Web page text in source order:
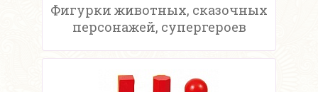
Фигурки животных, сказочных
персонажей, супергероев